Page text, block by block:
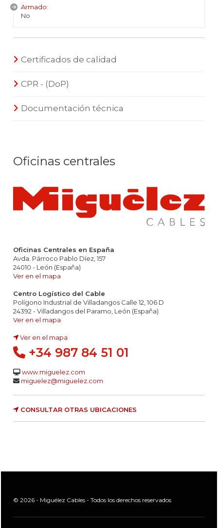
Armado:
No
Certificados de calidad
CPR - (DoP)
Documentación técnica
Oficinas centrales
Oficinas Centrales en España
Avda. Párroco Pablo Díez, 157
24010 - León (España)
Ver en el mapa
Centro Logístico del Cable
Polígono Industrial de Villadangos Calle 12, 106 D
24392 - Villadangos del Paramo, León (España)
Ver en el mapa
Ver en el mapa
+34 987 84 51 01
www.miguelez.com
miguelez@miguelez.com
CONSULTAR OTRAS UBICACIONES
© 2026 - Miguélez Cables - Todos los derechos reservados